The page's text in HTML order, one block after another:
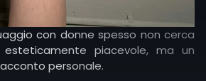
con donne spesso non cerca
esteticamente piacevole, ma un
personale.